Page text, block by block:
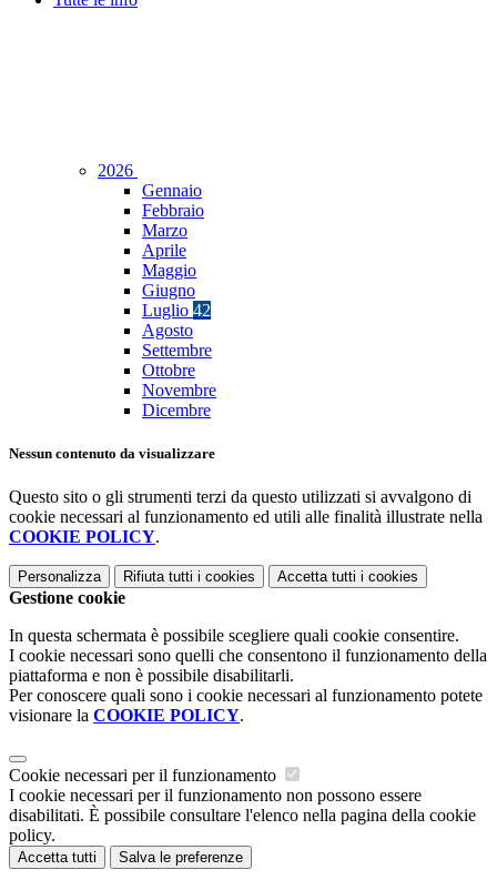
2026
Gennaio
Febbraio
Marzo
Aprile
Maggio
Giugno
Luglio 42
Agosto
Settembre
Ottobre
Novembre
Dicembre
Nessun contenuto da visualizzare
Questo sito o gli strumenti terzi da questo utilizzati si avvalgono di
cookie necessari al funzionamento ed utili alle finalità illustrate nella
COOKIE POLICY.
Personalizza Rifiuta tutti i cookies Accetta tutti i cookies
Gestione cookie
In questa schermata è possibile scegliere quali cookie consentire.
I cookie necessari sono quelli che consentono il funzionamento della
piattaforma e non è possibile disabilitarli.
Per conoscere quali sono i cookie necessari al funzionamento potete
visionare la COOKIE POLICY.
Cookie necessari per il funzionamento
I cookie necessari per il funzionamento non possono essere
disabilitati. È possibile consultare l'elenco nella pagina della cookie
policy.
Accetta tutti Salva le preferenze